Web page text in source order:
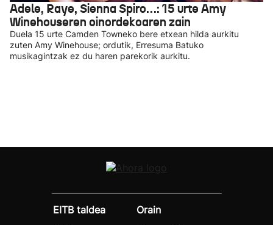
Adele, Raye, Sienna Spiro…: 15 urte Amy
Winehouseren oinordekoaren zain
Duela 15 urte Camden Towneko bere etxean hilda aurkitu
zuten Amy Winehouse; ordutik, Erresuma Batuko
musikagintzak ez du haren parekorik aurkitu.
EITB taldea
Orain